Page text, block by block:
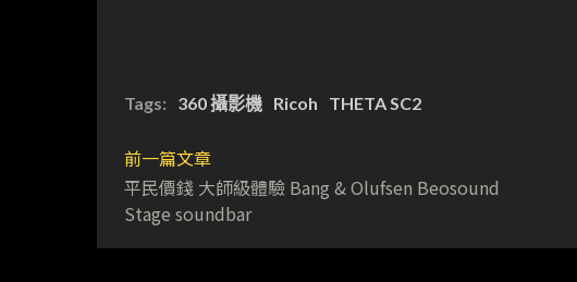
Tags: 360 攝影機 Ricoh THETA SC2
前一篇文章
平民價錢 大師級體驗 Bang & Olufsen Beosound
Stage soundbar